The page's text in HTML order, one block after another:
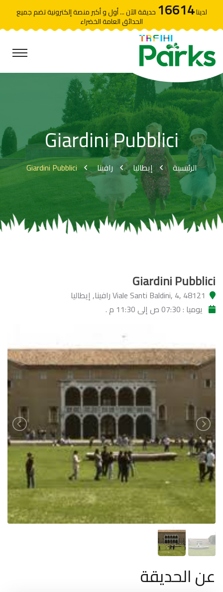
لدينا16614 حديقة الآن ... أول و أكبر منصة إلكترونية تضم جميع
الحدائق العامة الخضراء
Giardini Pubblici
الرئيسية إيطاليا رافينا Giardini Pubblici
Giardini Pubblici
Viale Santi Baldini, 4, 48121 رافينا, إيطاليا
يوميا : 07:30 ص إلى 11:30 م .
عن الحديقة